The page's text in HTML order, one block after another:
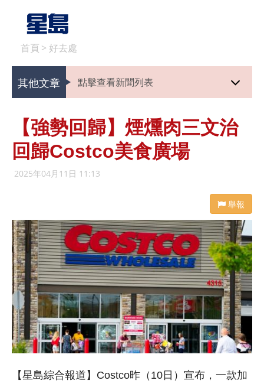
首頁 > 好去處
其他文章 點擊查看新聞列表
【強勢回歸】煙燻肉三文治
回歸Costco美食廣場
2025年04月11日 11:13
舉報
【星島綜合報道】Costco昨（10日）宣布，一款加